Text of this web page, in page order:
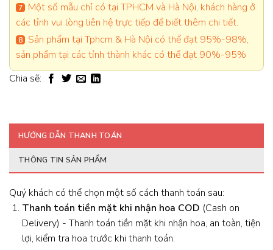
Một số mẫu chỉ có tại TPHCM và Hà Nội, khách hàng ở
các tỉnh vui lòng liên hệ trực tiếp để biết thêm chi tiết.
Sản phẩm tại Tphcm & Hà Nội có thể đạt 95%-98%,
sản phẩm tại các tỉnh thành khác có thể đạt 90%-95%
Chia sẽ:
HƯỚNG DẪN THANH TOÁN
THÔNG TIN SẢN PHẨM
Quý khách có thể chọn một số cách thanh toán sau:
Thanh toán tiền mặt khi nhận hoa COD (Cash on
Delivery) - Thanh toán tiền mặt khi nhận hoa, an toàn, tiện
lợi, kiểm tra hoa trước khi thanh toán.